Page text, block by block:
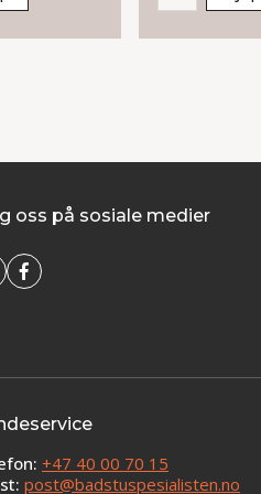
oss på sosiale medier
+47 40 00 70 15
post@badstuspesialisten.no